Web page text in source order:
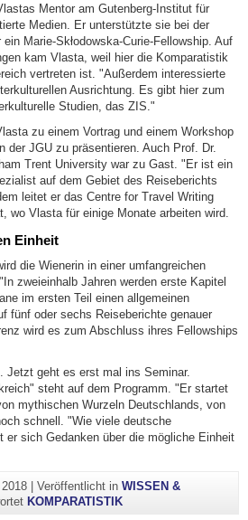
Mentor am Gutenberg-Institut für
Medien. Er unterstützte sie bei der
Marie-Skłodowska-Curie-Fellowship. Auf
kam Vlasta, weil hier die Komparatistik
vertreten ist. "Außerdem interessierte
Ausrichtung. Es gibt hier zum
Studien, das ZIS."
zu einem Vortrag und einem Workshop
der JGU zu präsentieren. Auch Prof. Dr.
Trent University war zu Gast. "Er ist ein
auf dem Gebiet des Reiseberichts
leitet er das Centre for Travel Writing
wo Vlasta für einige Monate arbeiten wird.
Einheit
die Wienerin in einer umfangreichen
zweieinhalb Jahren werden erste Kapitel
im ersten Teil einen allgemeinen
fünf oder sechs Reiseberichte genauer
wird es zum Abschluss ihres Fellowships
Jetzt geht es erst mal ins Seminar.
steht auf dem Programm. "Er startet
mythischen Wurzeln Deutschlands, von
schnell. "Wie viele deutsche
er sich Gedanken über die mögliche Einheit
| Veröffentlicht in WISSEN &
KOMPARATISTIK